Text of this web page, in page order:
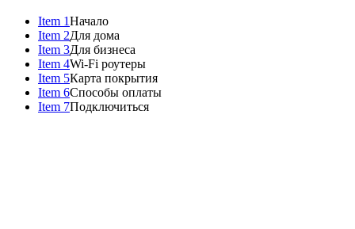
Item 1Начало
Item 2Для дома
Item 3Для бизнеса
Item 4Wi-Fi роутеры
Item 5Карта покрытия
Item 6Способы оплаты
Item 7Подключиться